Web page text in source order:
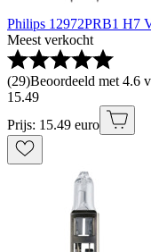
Philips 12972PRB1 H7
Meest verkocht
(29)Beoordeeld met 4.6
15.49
Prijs: 15.49 euro